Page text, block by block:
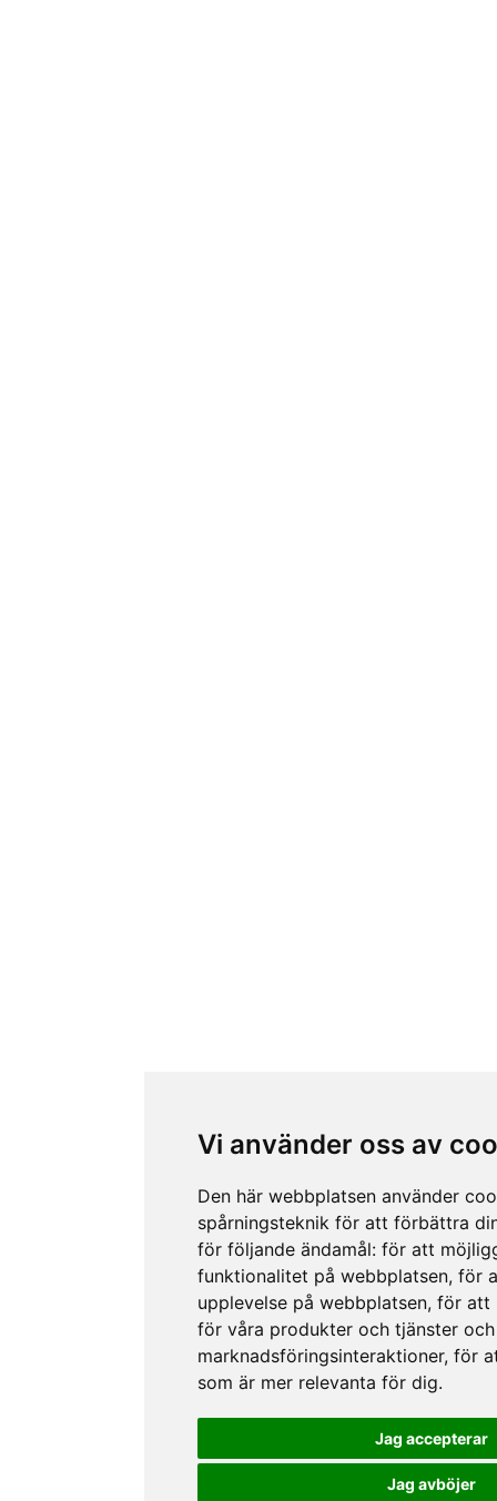
Vi använder oss av
Den här webbplatsen använder
spårningsteknik för att förbättra
för följande ändamål: för att
funktionalitet på webbplatsen, för
upplevelse på webbplatsen, för att
för våra produkter och tjänster
marknadsföringsinteraktioner, för
som är mer relevanta för dig.
Jag accepterar
Jag avböjer